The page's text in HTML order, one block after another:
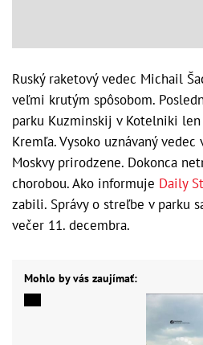
Ruský raketový vedec Michail
veľmi krutým spôsobom.
parku Kuzminskij v Kotelniki
Kremľa. Vysoko uznávaný
Moskvy prirodzene. Dokonca
chorobou. Ako informuje Daily
zabili. Správy o streľbe v parku
večer 11. decembra.
Mohlo by vás zaujímať: